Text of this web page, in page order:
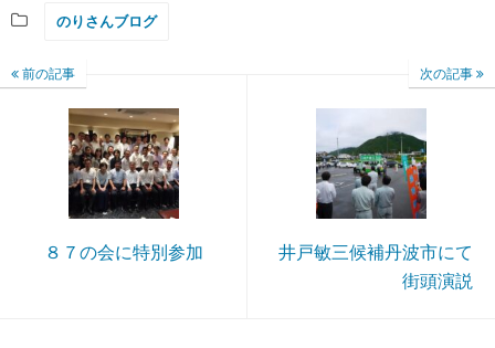
のりさんブログ
前の記事
８７の会に特別参加
次の記事
井戸敏三候補丹波市にて
街頭演説